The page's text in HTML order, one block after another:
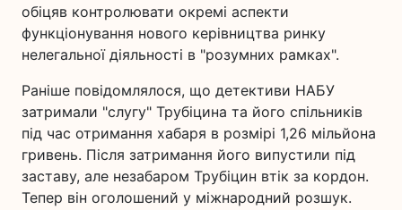
обіцяв контролювати окремі аспекти
функціонування нового керівництва ринку
нелегальної діяльності в "розумних рамках".
Раніше повідомлялося, що детективи НАБУ
затримали "слугу" Трубіцина та його спільників
під час отримання хабаря в розмірі 1,26 мільйона
гривень. Після затримання його випустили під
заставу, але незабаром Трубіцин втік за кордон.
Тепер він оголошений у міжнародний розшук.